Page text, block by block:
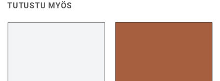
TUTUSTU MYÖS